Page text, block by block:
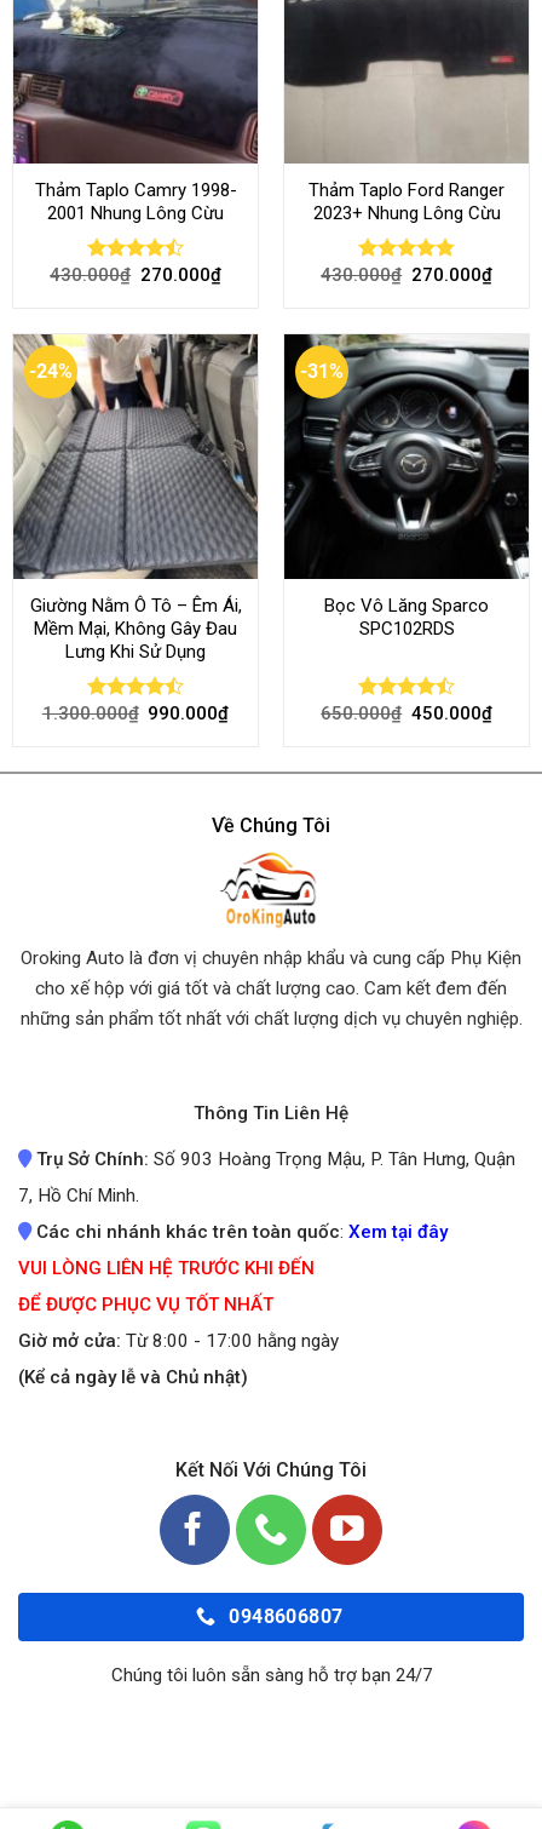
Thảm Taplo Camry 1998-
2001 Nhung Lông Cừu
Rated
430.000₫ 270.000₫
Thảm Taplo Ford Ranger
2023+ Nhung Lông Cừu
Rated 4.80
430.000₫ 270.000₫
-24%
Giường Nằm Ô Tô – Êm Ái,
Mềm Mại, Không Gây Đau
Lưng Khi Sử Dụng
Rated
1.300.000₫ 990.000₫
-31%
Bọc Vô Lăng Sparco
SPC102RDS
Rated
650.000₫ 450.000₫
Về Chúng Tôi
Oroking Auto là đơn vị chuyên nhập khẩu và cung cấp Phụ Kiện
cho xế hộp với giá tốt và chất lượng cao. Cam kết đem đến
những sản phẩm tốt nhất với chất lượng dịch vụ chuyên nghiệp.
Thông Tin Liên Hệ
Trụ Sở Chính: Số 903 Hoàng Trọng Mậu, P. Tân Hưng, Quận
7, Hồ Chí Minh.
Các chi nhánh khác trên toàn quốc: Xem tại đây
VUI LÒNG LIÊN HỆ TRƯỚC KHI ĐẾN
ĐỂ ĐƯỢC PHỤC VỤ TỐT NHẤT
Giờ mở cửa: Từ 8:00 - 17:00 hằng ngày
(Kể cả ngày lễ và Chủ nhật)
Kết Nối Với Chúng Tôi
0948606807
Chúng tôi luôn sẵn sàng hỗ trợ bạn 24/7